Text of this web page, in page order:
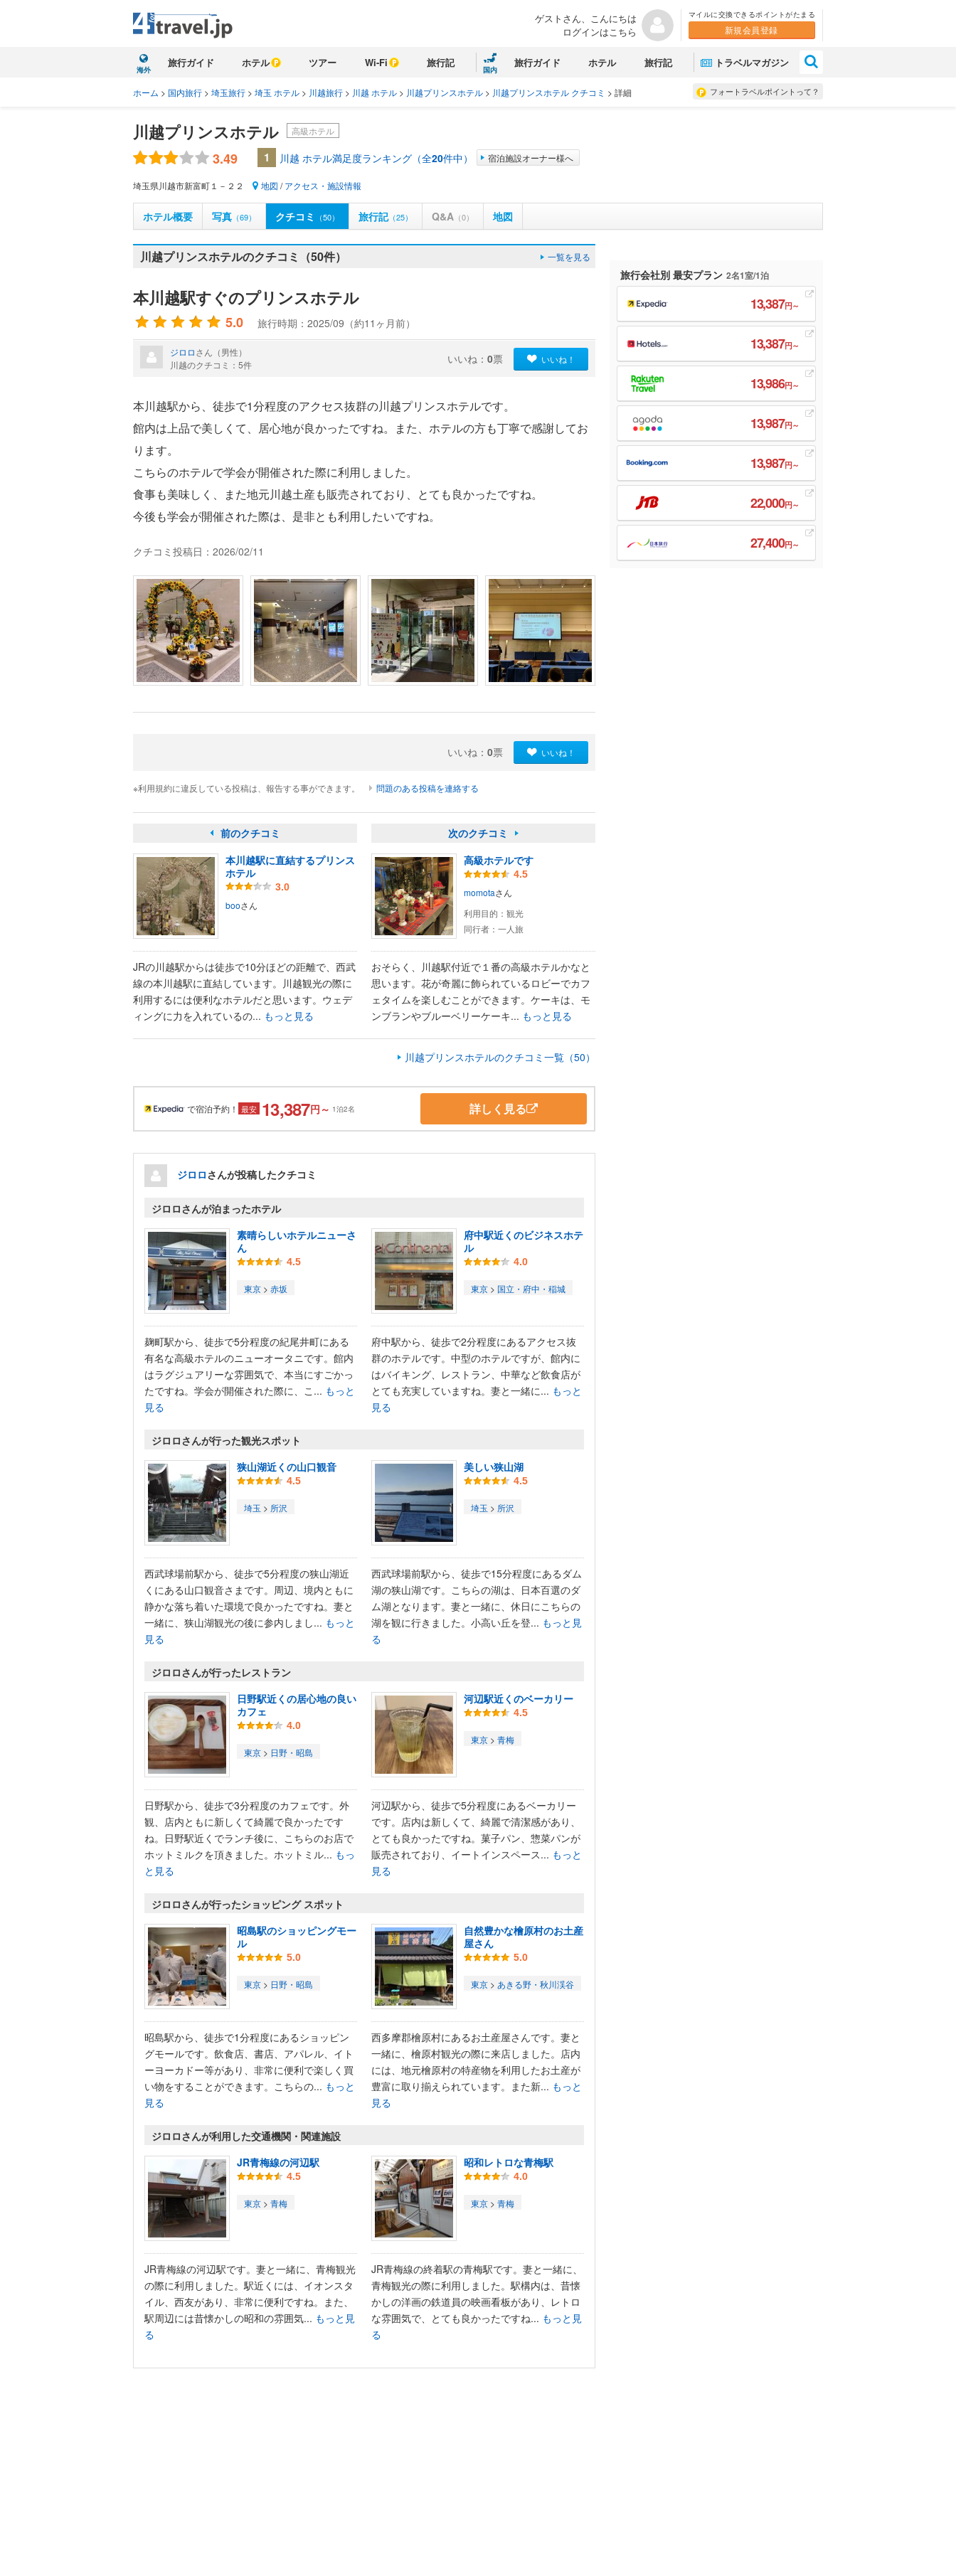
ゲストさん、こんにちは
ログインはこちら
マイルに交換できるポイントがたまる
新規会員登録
海外
旅行ガイド ホテル ツアー Wi-Fi 旅行記
国内
旅行ガイド ホテル 旅行記 トラベルマガジン
フォートラベルポイントって？
ホーム > 国内旅行 > 埼玉旅行 > 埼玉 ホテル > 川越旅行 > 川越 ホテル > 川越プリンスホテル > 川越プリンスホテル クチコミ > 詳細
川越プリンスホテル 高級ホテル
3.49 1 川越 ホテル満足度ランキング（全20件中） 宿泊施設オーナー様へ
埼玉県川越市新富町１－２２ 地図 /アクセス・施設情報
ホテル概要 写真 （69） クチコミ （50） 旅行記（25） Q&A （0） 地図
川越プリンスホテルのクチコミ（50件） 一覧を見る
本川越駅すぐのプリンスホテル
5.0 旅行時期：2025/09（約11ヶ月前）
ジロロさん（男性）
川越のクチコミ：5件
いいね： 0票 いいね！
本川越駅から、徒歩で1分程度のアクセス抜群の川越プリンスホテルです。
館内は上品で美しくて、居心地が良かったですね。また、ホテルの方も丁寧で感謝してお
ります。
こちらのホテルで学会が開催された際に利用しました。
食事も美味しく、また地元川越土産も販売されており、とても良かったですね。
今後も学会が開催された際は、是非とも利用したいですね。
クチコミ投稿日：2026/02/11
いいね： 0票 いいね！
※利用規約に違反している投稿は、報告する事ができます。 問題のある投稿を連絡する
前のクチコミ
本川越駅に直結するプリンス
ホテル
3.0
booさん
JRの川越駅からは徒歩で10分ほどの距離で、西武
線の本川越駅に直結しています。川越観光の際に
利用するには便利なホテルだと思います。ウェデ
ィングに力を入れているの... もっと見る
次のクチコミ
高級ホテルです
4.5
momotaさん
利用目的： 観光
同行者： 一人旅
おそらく、川越駅付近で１番の高級ホテルかなと
思います。花が奇麗に飾られているロビーでカフ
ェタイムを楽しむことができます。ケーキは、モ
ンブランやブルーベリーケーキ... もっと見る
川越プリンスホテルのクチコミ一覧（50）
で宿泊予約！ 最安 13,387円～ 1泊2名 詳しく見る
ジロロさんが投稿したクチコミ
ジロロさんが泊まったホテル
素晴らしいホテルニューさ
ん
4.5
東京 > 赤坂
麹町駅から、徒歩で5分程度の紀尾井町にある
有名な高級ホテルのニューオータニです。館内
はラグジュアリーな雰囲気で、本当にすごかっ
たですね。学会が開催された際に、こ... もっと
見る
府中駅近くのビジネスホテ
ル
4.0
東京 > 国立・府中・稲城
府中駅から、徒歩で2分程度にあるアクセス抜
群のホテルです。中型のホテルですが、館内に
はバイキング、レストラン、中華など飲食店が
とても充実していますね。妻と一緒に... もっと
見る
ジロロさんが行った観光スポット
狭山湖近くの山口観音
4.5
埼玉 > 所沢
西武球場前駅から、徒歩で5分程度の狭山湖近
くにある山口観音さまです。周辺、境内ともに
静かな落ち着いた環境で良かったですね。妻と
一緒に、狭山湖観光の後に参内しまし... もっと
見る
美しい狭山湖
4.5
埼玉 > 所沢
西武球場前駅から、徒歩で15分程度にあるダム
湖の狭山湖です。こちらの湖は、日本百選のダ
ム湖となります。妻と一緒に、休日にこちらの
湖を観に行きました。小高い丘を登... もっと見
る
ジロロさんが行ったレストラン
日野駅近くの居心地の良い
カフェ
4.0
東京 > 日野・昭島
日野駅から、徒歩で3分程度のカフェです。外
観、店内ともに新しくて綺麗で良かったです
ね。日野駅近くでランチ後に、こちらのお店で
ホットミルクを頂きました。ホットミル... もっ
と見る
河辺駅近くのベーカリー
4.5
東京 > 青梅
河辺駅から、徒歩で5分程度にあるベーカリー
です。店内は新しくて、綺麗で清潔感があり、
とても良かったですね。菓子パン、惣菜パンが
販売されており、イートインスペース... もっと
見る
ジロロさんが行ったショッピング スポット
昭島駅のショッピングモー
ル
5.0
東京 > 日野・昭島
昭島駅から、徒歩で1分程度にあるショッピン
グモールです。飲食店、書店、アパレル、イト
ーヨーカドー等があり、非常に便利で楽しく買
い物をすることができます。こちらの... もっと
見る
自然豊かな檜原村のお土産
屋さん
5.0
東京 > あきる野・秋川渓谷
西多摩郡檜原村にあるお土産屋さんです。妻と
一緒に、檜原村観光の際に来店しました。店内
には、地元檜原村の特産物を利用したお土産が
豊富に取り揃えられています。また新... もっと
見る
ジロロさんが利用した交通機関・関連施設
JR青梅線の河辺駅
4.5
東京 > 青梅
JR青梅線の河辺駅です。妻と一緒に、青梅観光
の際に利用しました。駅近くには、イオンスタ
イル、西友があり、非常に便利ですね。また、
駅周辺には昔懐かしの昭和の雰囲気... もっと見
る
昭和レトロな青梅駅
4.0
東京 > 青梅
JR青梅線の終着駅の青梅駅です。妻と一緒に、
青梅観光の際に利用しました。駅構内は、昔懐
かしの洋画の鉄道員の映画看板があり、レトロ
な雰囲気で、とても良かったですね... もっと見
る
旅行会社別 最安プラン 2名1室/1泊
13,387円～
13,387円～
13,986円～
13,987円～
13,987円～
22,000円～
27,400円～